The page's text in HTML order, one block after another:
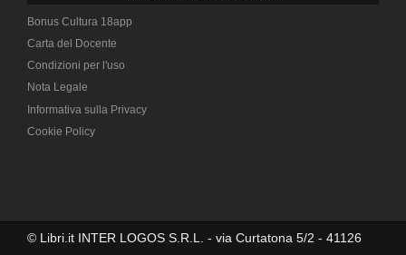
Bonus Cultura 18app
Carta del Docente
Condizioni per l'uso
Nota Legale
Informativa sulla Privacy
Cookie Policy
© Libri.it INTER LOGOS S.R.L. - via Curtatona 5/2 - 41126